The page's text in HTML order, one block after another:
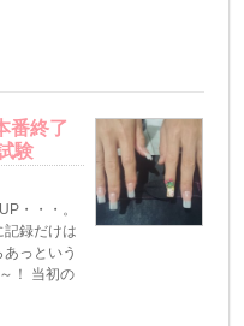
番終了
験
・・・。
記録だけは
っという
！ 当初の